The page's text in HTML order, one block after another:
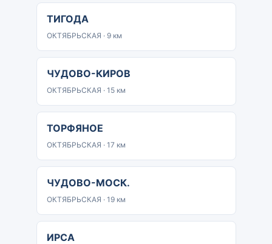
ТИГОДА
ОКТЯБРЬСКАЯ · 9 км
ЧУДОВО-КИРОВ
ОКТЯБРЬСКАЯ · 15 км
ТОРФЯНОЕ
ОКТЯБРЬСКАЯ · 17 км
ЧУДОВО-МОСК.
ОКТЯБРЬСКАЯ · 19 км
ИРСА